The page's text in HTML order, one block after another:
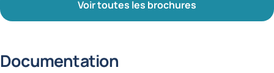
Voir toutes les brochures
Documentation